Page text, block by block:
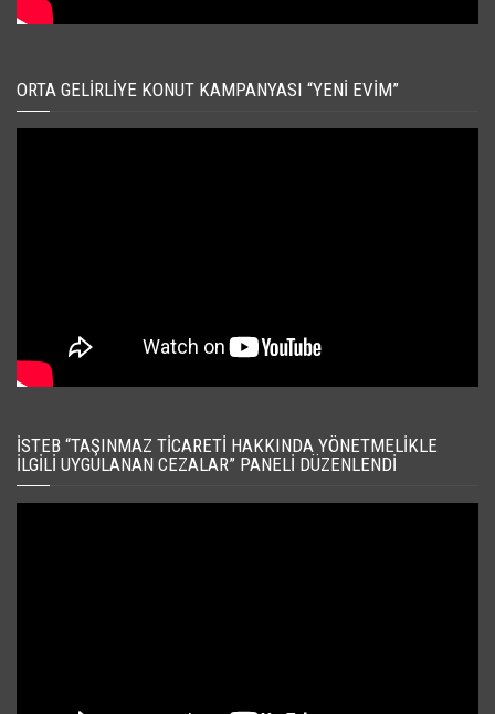
ORTA GELIRLIYE KONUT KAMPANYASI “YENI EVIM”
İSTEB “TAŞINMAZ TICARETI HAKKINDA YÖNETMELIKLE
İLGILI UYGULANAN CEZALAR” PANELI DÜZENLENDI